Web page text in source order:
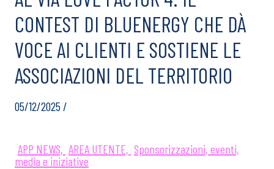
CONTEST DI BLUENERGY CHE DÀ
VOCE AI CLIENTI E SOSTIENE LE
ASSOCIAZIONI DEL TERRITORIO
05/12/2025 /
APP NEWS, AREA UTENTE, Sponsorizzazioni, eventi,
media e iniziative